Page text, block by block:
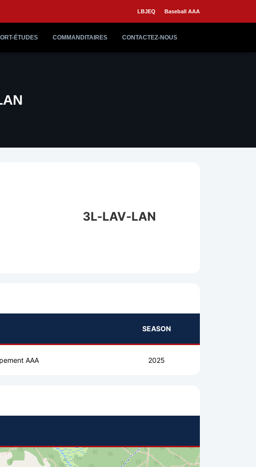
LBJEQ Baseball AAA
ÉTUDES COMMANDITAIRES CONTACTEZ-NOUS
3L-LAV-LAN
SEASON
AAA 2025